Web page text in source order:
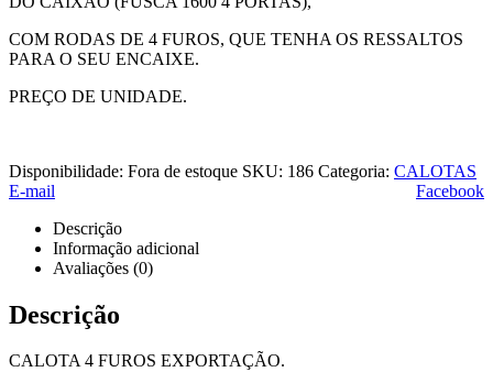
COM RODAS DE 4 FUROS, QUE TENHA OS RESSALTOS
PARA O SEU ENCAIXE.
PREÇO DE UNIDADE.
Disponibilidade: Fora de estoque SKU: 186 Categoria: CALOTAS
Facebook
E-mail
Descrição
Informação adicional
Avaliações (0)
Descrição
CALOTA 4 FUROS EXPORTAÇÃO.